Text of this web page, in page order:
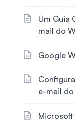
Um Guia
mail do
Google
e-mail